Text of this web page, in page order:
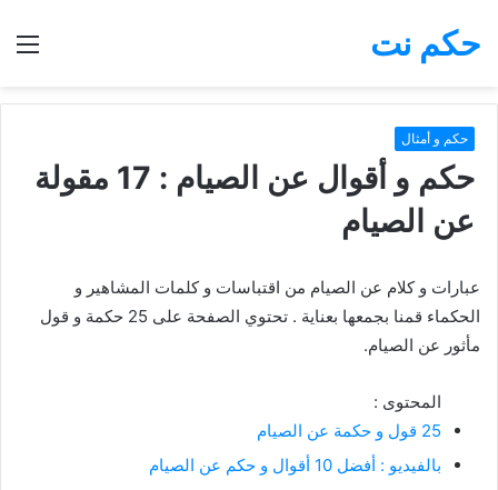
بحث
حكم نت
حكم و أمثال
حكم و أقوال عن الصيام : 17 مقولة
عن الصيام
عبارات و كلام عن الصيام من اقتباسات و كلمات المشاهير و
الحكماء قمنا بجمعها بعناية . تحتوي الصفحة على 25 حكمة و قول
مأثور عن الصيام.
المحتوى :
25 قول و حكمة عن الصيام
بالفيديو : أفضل 10 أقوال و حكم عن الصيام